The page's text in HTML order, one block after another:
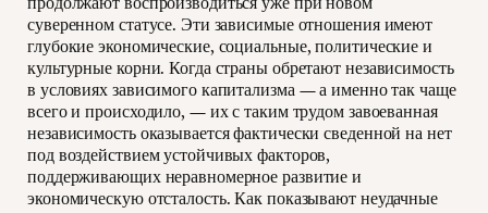
суверенном статусе. Эти зависимые отношения имеют
глубокие экономические, социальные, политические и
культурные корни. Когда страны обретают независимость
в условиях зависимого капитализма — а именно так чаще
всего и происходило, — их с таким трудом завоеванная
независимость оказывается фактически сведенной на нет
под воздействием устойчивых факторов,
поддерживающих неравномерное развитие и
экономическую отсталость. Как показывают неудачные